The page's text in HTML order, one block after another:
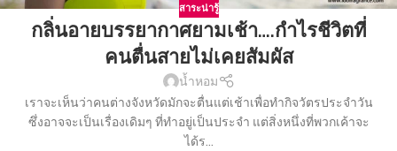
สาระน่ารู้
กลิ่นอายบรรยากาศยามเช้า….กำไรชีวิตที่
คนตื่นสายไม่เคยสัมผัส
น้ำหอม
เราจะเห็นว่าคนต่างจังหวัดมักจะตื่นแต่เช้าเพื่อทำกิจวัตรประจำวัน
ซึ่งอาจจะเป็นเรื่องเดิมๆ ที่ทำอยู่เป็นประจำ แต่สิ่งหนึ่งที่พวกเค้าจะ
ได้ร...